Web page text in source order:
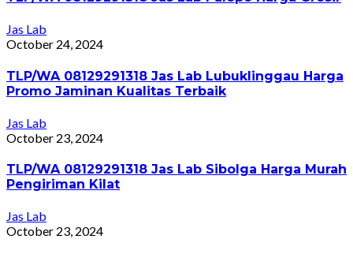
Jas Lab
October 24, 2024
TLP/WA 08129291318 Jas Lab Lubuklinggau Harga
Promo Jaminan Kualitas Terbaik
Jas Lab
October 23, 2024
TLP/WA 08129291318 Jas Lab Sibolga Harga Murah
Pengiriman Kilat
Jas Lab
October 23, 2024